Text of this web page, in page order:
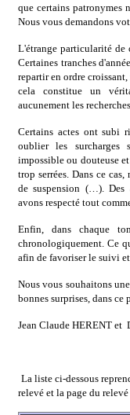
que certains patronymes
Nous vous demandons
L'étrange particularité de
Certaines tranches
repartir en ordre
cela constitue un
aucunement les
Certains actes ont subi
oublier les surcharges
impossible ou douteuse
trop serrées. Dans ce
de suspension (…). Des
avons respecté tout
Enfin, dans chaque
chronologiquement. Ce
afin de favoriser le suivi
Nous vous souhaitons
bonnes surprises, dans
Jean Claude HERENT
La liste ci-dessous
relevé et la page du